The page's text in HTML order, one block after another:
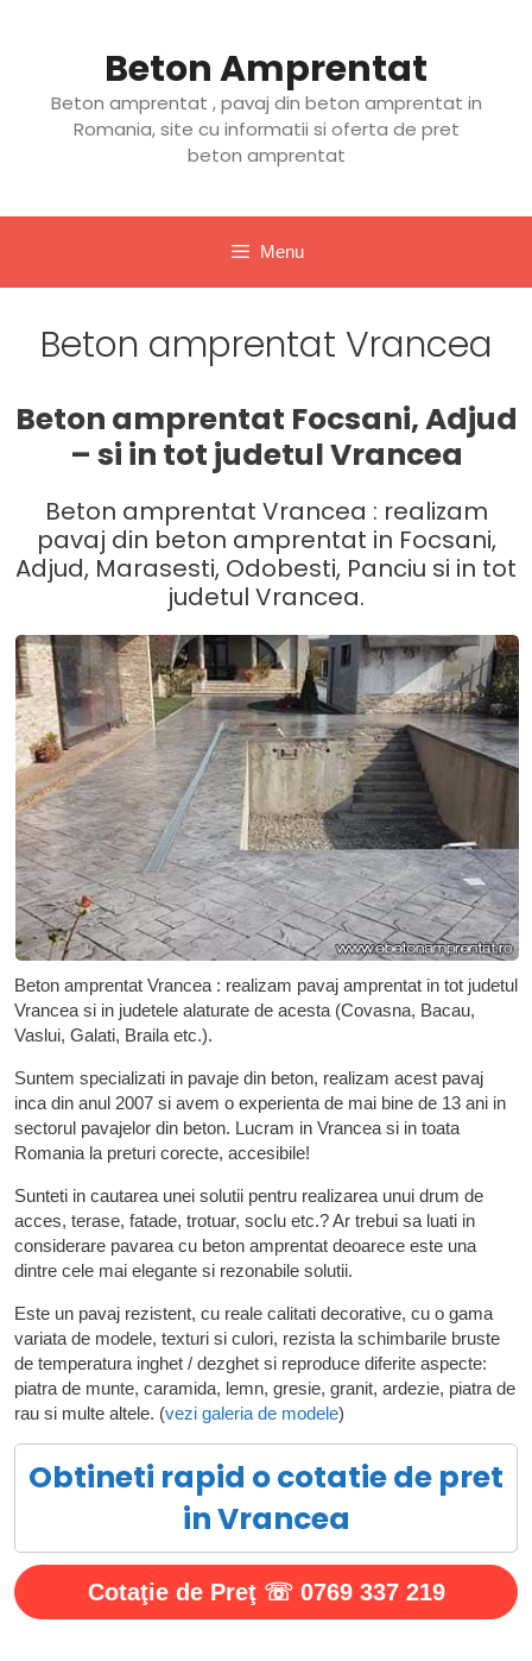
Beton Amprentat
Beton amprentat , pavaj din beton amprentat in
Romania, site cu informatii si oferta de pret
beton amprentat
Menu
Beton amprentat Vrancea
Beton amprentat Focsani, Adjud
– si in tot judetul Vrancea
Beton amprentat Vrancea : realizam
pavaj din beton amprentat in Focsani,
Adjud, Marasesti, Odobesti, Panciu si in tot
judetul Vrancea.
Beton amprentat Vrancea : realizam pavaj amprentat in tot judetul
Vrancea si in judetele alaturate de acesta (Covasna, Bacau,
Vaslui, Galati, Braila etc.).
Suntem specializati in pavaje din beton, realizam acest pavaj
inca din anul 2007 si avem o experienta de mai bine de 13 ani in
sectorul pavajelor din beton. Lucram in Vrancea si in toata
Romania la preturi corecte, accesibile!
Sunteti in cautarea unei solutii pentru realizarea unui drum de
acces, terase, fatade, trotuar, soclu etc.? Ar trebui sa luati in
considerare pavarea cu beton amprentat deoarece este una
dintre cele mai elegante si rezonabile solutii.
Este un pavaj rezistent, cu reale calitati decorative, cu o gama
variata de modele, texturi si culori, rezista la schimbarile bruste
de temperatura inghet / dezghet si reproduce diferite aspecte:
piatra de munte, caramida, lemn, gresie, granit, ardezie, piatra de
rau si multe altele. (vezi galeria de modele)
Obtineti rapid o cotatie de pret
in Vrancea
Cotaţie de Preţ ☏ 0769 337 219